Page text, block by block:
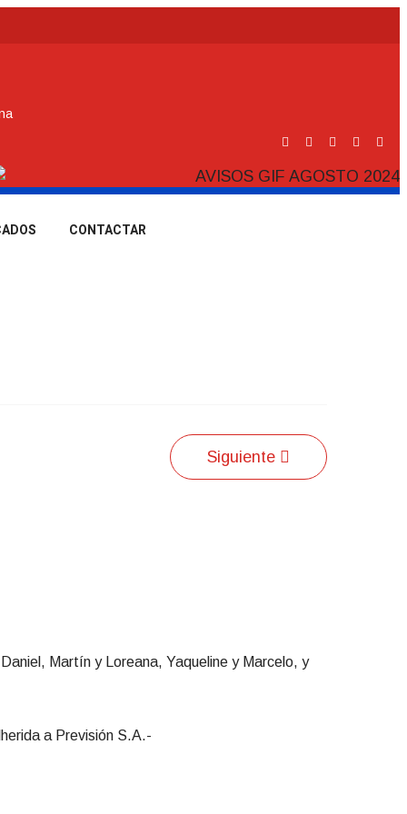
CONTACTAR
Siguiente
Martín y Loreana, Yaqueline y Marcelo, y
a Previsión S.A.-